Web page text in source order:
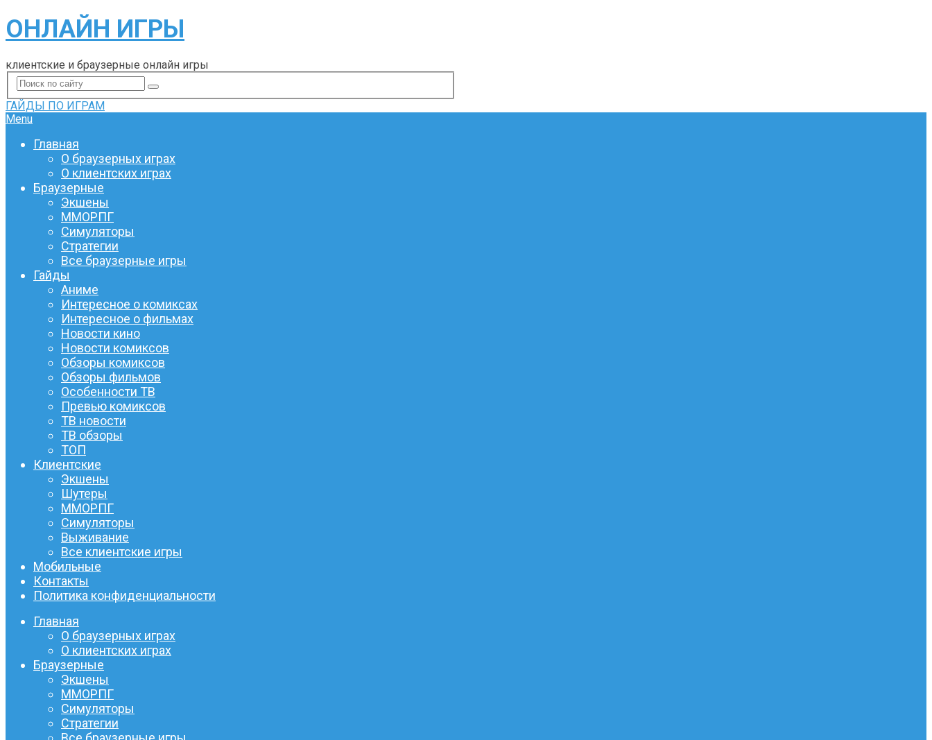
ОНЛАЙН ИГРЫ
клиентские и браузерные онлайн игры
ГАЙДЫ ПО ИГРАМ
Menu
Главная
О браузерных играх
О клиентских играх
Браузерные
Экшены
ММОРПГ
Симуляторы
Стратегии
Все браузерные игры
Гайды
Аниме
Интересное о комиксах
Интересное о фильмах
Новости кино
Новости комиксов
Обзоры комиксов
Обзоры фильмов
Особенности ТВ
Превью комиксов
ТВ новости
ТВ обзоры
ТОП
Клиентские
Экшены
Шутеры
ММОРПГ
Симуляторы
Выживание
Все клиентские игры
Мобильные
Контакты
Политика конфиденциальности
Главная
О браузерных играх
О клиентских играх
Браузерные
Экшены
ММОРПГ
Симуляторы
Стратегии